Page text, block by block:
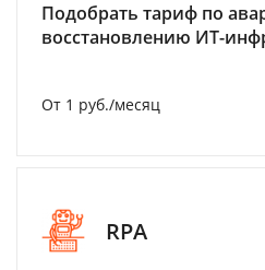
Подобрать тариф по
восстановлению ИТ-
От 1 руб./месяц
RPA